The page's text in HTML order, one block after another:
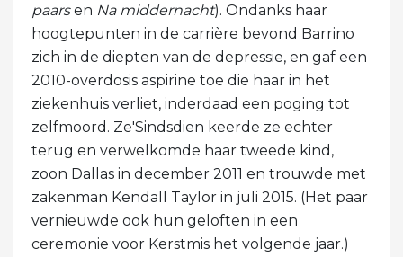
paarsen Na middernacht). Ondanks haar
hoogtepunten in de carrière bevond Barrino
zich in de diepten van de depressie, en gaf een
2010-overdosis aspirine toe die haar in het
ziekenhuis verliet, inderdaad een poging tot
zelfmoord. Ze'Sindsdien keerde ze echter
terug en verwelkomde haar tweede kind,
zoon Dallas in december 2011 en trouwde met
zakenman Kendall Taylor in juli 2015. (Het paar
vernieuwde ook hun geloften in een
ceremonie voor Kerstmis het volgende jaar.)